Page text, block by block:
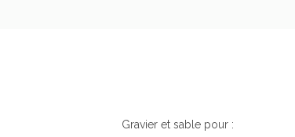
Gravier et sable pour :